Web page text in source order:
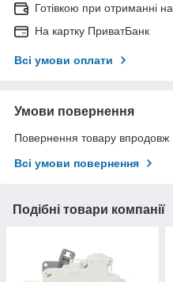
Готівкою при отриманні на
На картку ПриватБанк
Всі умови оплати
Умови повернення
Повернення товару впродовж
Всі умови повернення
Подібні товари компанії